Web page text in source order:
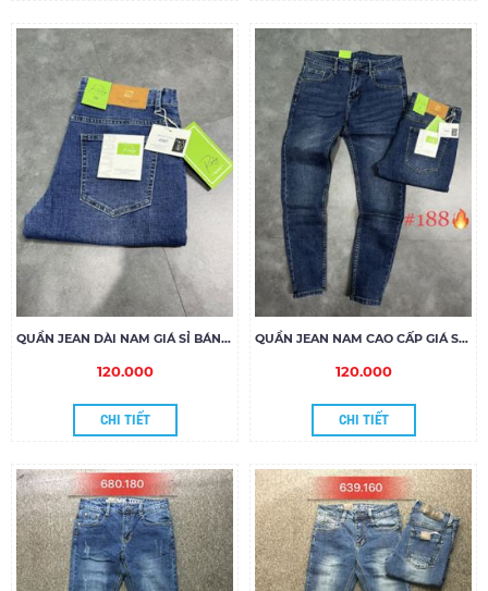
QUẦN JEAN DÀI NAM GIÁ SỈ BÁN TOPTOP MS 187
120.000
CHI TIẾT
QUẦN JEAN NAM CAO CẤP GIÁ SỈ MS188
120.000
CHI TIẾT